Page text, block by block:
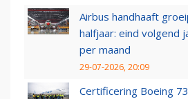
Airbus handhaaft
halfjaar: eind volgend
per maand
29-07-2026, 20:09
Certificering Boeing